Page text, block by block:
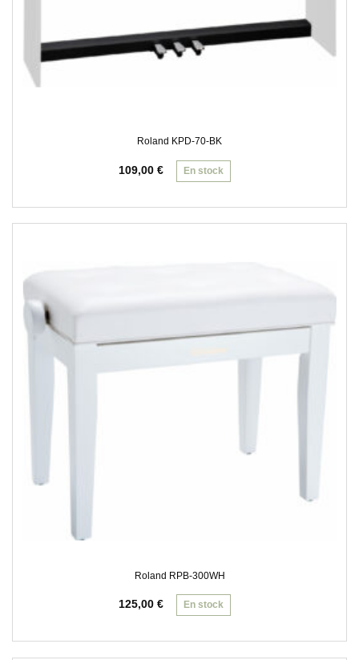
Roland KPD-70-BK
109,00 € En stock
Roland RPB-300WH
125,00 € En stock